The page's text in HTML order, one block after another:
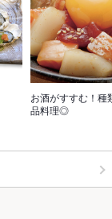
お酒がすすむ！種
品料理◎